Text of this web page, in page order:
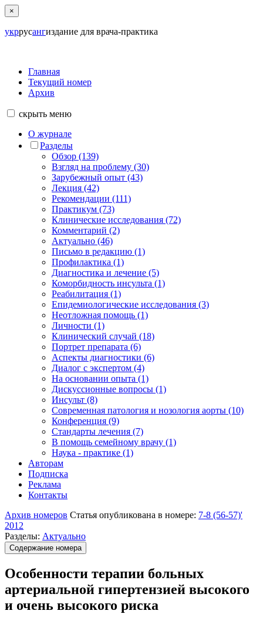
×
укррусангиздание для врача-практика
Главная
Текущий номер
Архив
скрыть меню
О журнале
Разделы
Обзор (139)
Взгляд на проблему (30)
Зарубежный опыт (43)
Лекция (42)
Рекомендации (111)
Практикум (73)
Клинические исследования (72)
Комментарий (2)
Актуально (46)
Письмо в редакцию (1)
Профилактика (1)
Диагностика и лечение (5)
Коморбидность инсульта (1)
Реабилитация (1)
Епидемиологические исследования (3)
Неотложная помощь (1)
Личности (1)
Клинический случай (18)
Портрет препарата (6)
Аспекты диагностики (6)
Диалог с экспертом (4)
На основании опыта (1)
Дискуссионные вопросы (1)
Инсульт (8)
Современная патология и нозология аорты (10)
Конференция (9)
Стандарты лечения (7)
В помощь семейному врачу (1)
Наука - практике (1)
Авторам
Подписка
Реклама
Контакты
Архив номеров Статья опубликована в номере: 7-8 (56-57)'
2012
Разделы: Актуально
Содержание номера
Особенности терапии больных
артериальной гипертензией высокого
и очень высокого риска